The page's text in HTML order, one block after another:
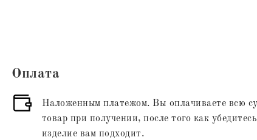
Оплата
Наложенным платежом. Вы оплачиваете всю
товар при получении, после того как
изделие вам подходит.